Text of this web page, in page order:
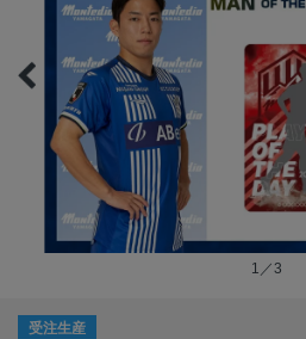
1／3
受注生産